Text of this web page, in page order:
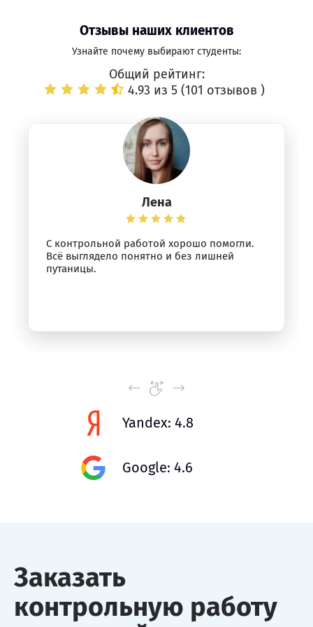
Отзывы наших клиентов
Узнайте почему выбирают студенты:
Общий рейтинг:
4.93 из 5 (101 отзывов )
Лена
С контрольной работой хорошо помогли.
Всё выглядело понятно и без лишней
путаницы.
Yandex: 4.8
Google: 4.6
Заказать
контрольную работу